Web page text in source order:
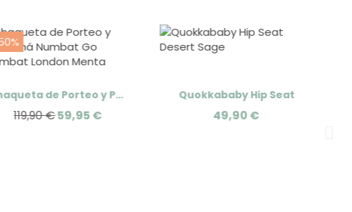
Chaqueta de Porteo y Premamá Numbat Go Wombat London
119,90 €59,95 €
Quokkababy Hip Seat
49,90 €